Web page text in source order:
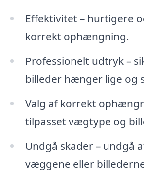
Effektivitet – hurtigere
korrekt ophængning.
Professionelt udtryk –
billeder hænger lige og
Valg af korrekt
tilpasset vægtype og
Undgå skader – undgå
væggene eller